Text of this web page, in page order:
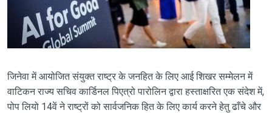
जिनेवा में आयोजित संयुक्त राष्ट्र के जनहित के लिए आई शिखर सम्मेलन में
वाटिकन राज्य सचिव कार्डिनल पिएत्रो पारोलिन द्वारा हस्ताक्षरित एक संदेश में,
पोप लियो 14वें ने राष्ट्रों को सार्वजनिक हित के लिए कार्य करने हेतु ढाँचे और